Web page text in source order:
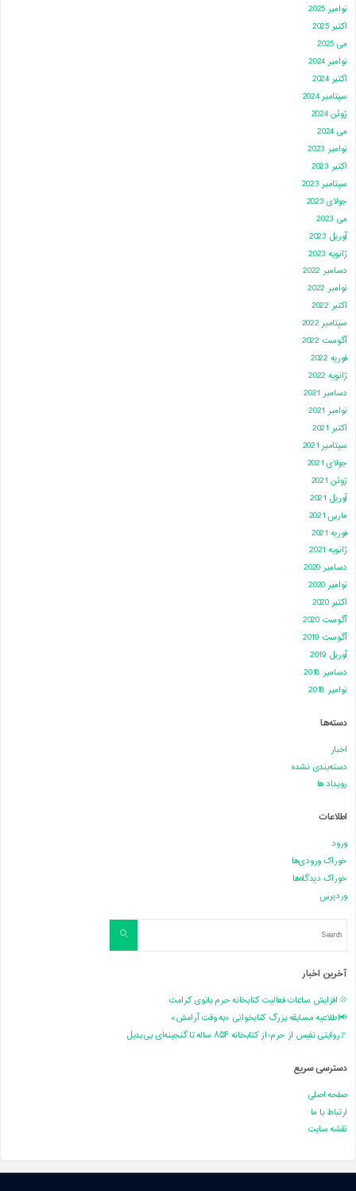
نوامبر 2025
اکتبر 2025
می 2025
نوامبر 2024
اکتبر 2024
سپتامبر 2024
ژوئن 2024
می 2024
نوامبر 2023
اکتبر 2023
سپتامبر 2023
جولای 2023
می 2023
آوریل 2023
ژانویه 2023
دسامبر 2022
نوامبر 2022
اکتبر 2022
سپتامبر 2022
آگوست 2022
فوریه 2022
ژانویه 2022
دسامبر 2021
نوامبر 2021
اکتبر 2021
سپتامبر 2021
جولای 2021
ژوئن 2021
آوریل 2021
مارس 2021
فوریه 2021
ژانویه 2021
دسامبر 2020
نوامبر 2020
اکتبر 2020
آگوست 2020
آگوست 2019
آوریل 2019
دسامبر 2018
نوامبر 2018
دسته‌ها
اخبار
دسته‌بندی نشده
رویداد ها
اطلاعات
ورود
خوراک ورودی‌ها
خوراک دیدگاه‌ها
وردپرس
Search
آخرین اخبار
💠 افزایش ساعات فعالیت کتابخانه حرم بانوی کرامت
📢اطلاعیه مسابقه بزرگ کتابخوانی «به وقت آرامش»
🚩روایتی نفیس از حرم؛ از کتابخانه ۸۵۴ ساله تا گنجینه‌ای بی‌بدیل
دسترسی سریع
صفحه اصلی
ارتباط با ما
نقشه سایت